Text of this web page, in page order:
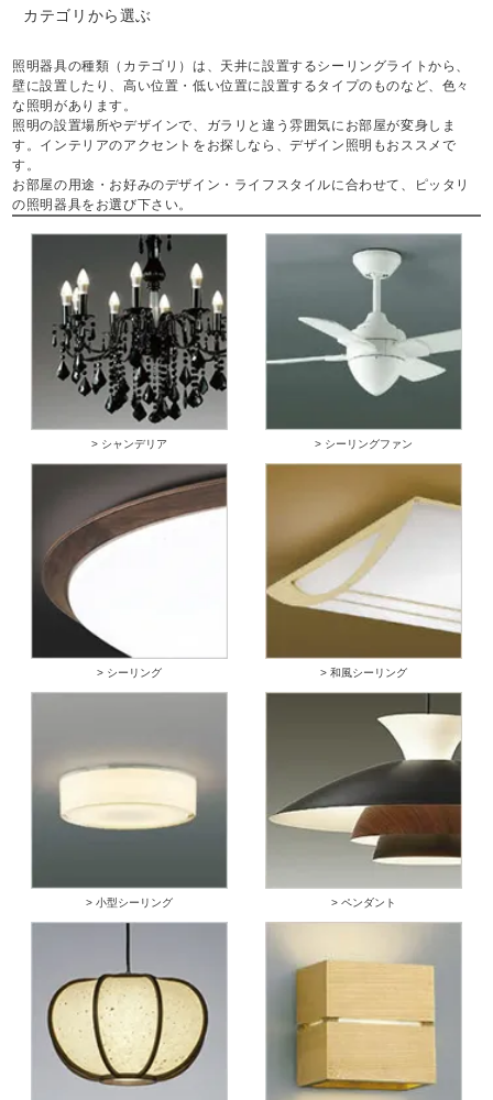
カテゴリから選ぶ
照明器具の種類（カテゴリ）は、天井に設置するシーリングライトから、
壁に設置したり、高い位置・低い位置に設置するタイプのものなど、色々
な照明があります。
照明の設置場所やデザインで、ガラリと違う雰囲気にお部屋が変身しま
す。インテリアのアクセントをお探しなら、デザイン照明もおススメで
す。
お部屋の用途・お好みのデザイン・ライフスタイルに合わせて、ピッタリ
の照明器具をお選び下さい。
> シャンデリア > シーリングファン
> シーリング > 和風シーリング
> 小型シーリング > ペンダント